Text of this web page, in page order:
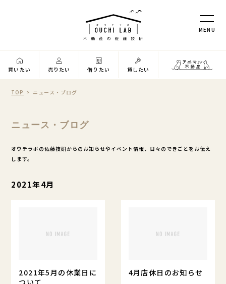
MEN U
買いたい 売りたい 借りたい 貸したい
TOP ニュース・ブログ
ニュース・ブログ
オウチラボの佐藤技研からのお知らせやイベント情報、日々のできごとをお伝え
します。
2021年4月
2021年5月の休業日に
ついて
4月店休日のお知らせ